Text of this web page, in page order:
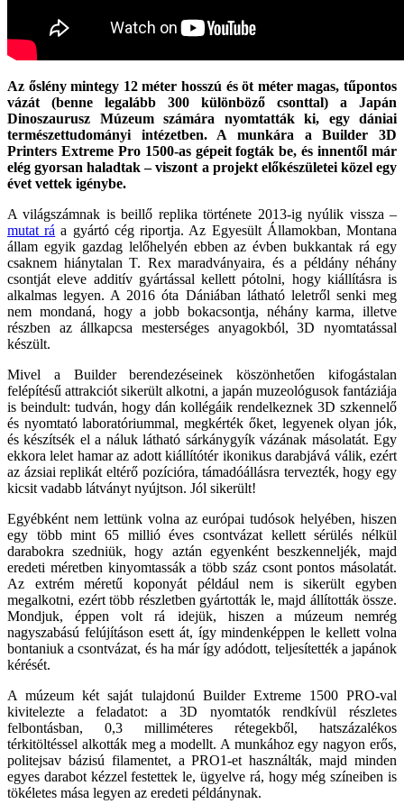
Az őslény mintegy 12 méter hosszú és öt méter magas, tűpontos
vázát (benne legalább 300 különböző csonttal) a Japán
Dinoszaurusz Múzeum számára nyomtatták ki, egy dániai
természettudományi intézetben. A munkára a Builder 3D
Printers Extreme Pro 1500-as gépeit fogták be, és innentől már
elég gyorsan haladtak – viszont a projekt előkészületei közel egy
évet vettek igénybe.
A világszámnak is beillő replika története 2013-ig nyúlik vissza –
mutat rá a gyártó cég riportja. Az Egyesült Államokban, Montana
állam egyik gazdag lelőhelyén ebben az évben bukkantak rá egy
csaknem hiánytalan T. Rex maradványaira, és a példány néhány
csontját eleve additív gyártással kellett pótolni, hogy kiállításra is
alkalmas legyen. A 2016 óta Dániában látható leletről senki meg
nem mondaná, hogy a jobb bokacsontja, néhány karma, illetve
részben az állkapcsa mesterséges anyagokból, 3D nyomtatással
készült.
Mivel a Builder berendezéseinek köszönhetően kifogástalan
felépítésű attrakciót sikerült alkotni, a japán muzeológusok fantáziája
is beindult: tudván, hogy dán kollégáik rendelkeznek 3D szkennelő
és nyomtató laboratóriummal, megkérték őket, legyenek olyan jók,
és készítsék el a náluk látható sárkánygyík vázának másolatát. Egy
ekkora lelet hamar az adott kiállítótér ikonikus darabjává válik, ezért
az ázsiai replikát eltérő pozícióra, támadóállásra tervezték, hogy egy
kicsit vadabb látványt nyújtson. Jól sikerült!
Egyébként nem lettünk volna az európai tudósok helyében, hiszen
egy több mint 65 millió éves csontvázat kellett sérülés nélkül
darabokra szedniük, hogy aztán egyenként beszkenneljék, majd
eredeti méretben kinyomtassák a több száz csont pontos másolatát.
Az extrém méretű koponyát például nem is sikerült egyben
megalkotni, ezért több részletben gyártották le, majd állították össze.
Mondjuk, éppen volt rá idejük, hiszen a múzeum nemrég
nagyszabású felújításon esett át, így mindenképpen le kellett volna
bontaniuk a csontvázat, és ha már így adódott, teljesítették a japánok
kérését.
A múzeum két saját tulajdonú Builder Extreme 1500 PRO-val
kivitelezte a feladatot: a 3D nyomtatók rendkívül részletes
felbontásban, 0,3 milliméteres rétegekből, hatszázalékos
térkitöltéssel alkották meg a modellt. A munkához egy nagyon erős,
politejsav bázisú filamentet, a PRO1-et használták, majd minden
egyes darabot kézzel festettek le, ügyelve rá, hogy még színeiben is
tökéletes mása legyen az eredeti példánynak.